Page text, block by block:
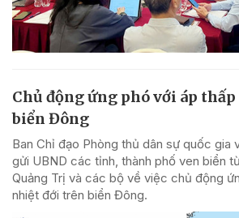
Chủ động ứng phó với áp
biển Đông
Ban Chỉ đạo Phòng thủ dân sự quốc gia
gửi UBND các tỉnh, thành phố ven biển
Quảng Trị và các bộ về việc chủ động
nhiệt đới trên biển Đông.